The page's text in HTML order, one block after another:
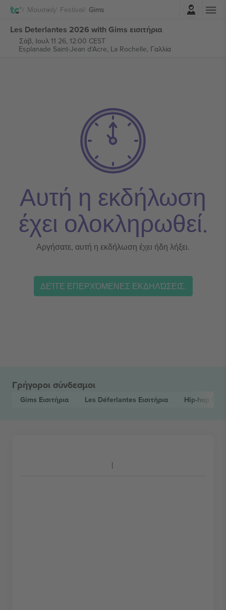
Μουσική Festival Gims
Les Deterlantes 2026 with Gims εισιτήρια
Σάβ, Ιουλ 11 26, 12:00 CEST
Esplanade Saint-Jean d'Acre, La Rochelle, Γαλλία
Αυτή η εκδήλωση
έχει ολοκληρωθεί.
Αργήσατε, αυτή η εκδήλωση έχει ήδη λήξει.
ΔΕΊΤΕ ΕΠΕΡΧΌΜΕΝΕΣ ΕΚΔΗΛΏΣΕΙΣ.
Γρήγοροι σύνδεσμοι
Gims Εισιτήρια Les Déferlantes Εισιτήρια Hip-hop